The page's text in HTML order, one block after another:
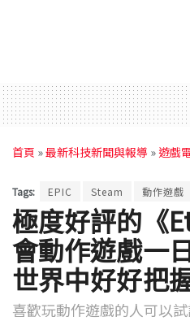
首頁 »最新科技新聞與報導 »遊戲
Tags: EPIC Steam 動作遊戲
極度好評的《
會動作遊戲一
世界中好好把
喜歡玩動作遊戲的人可以